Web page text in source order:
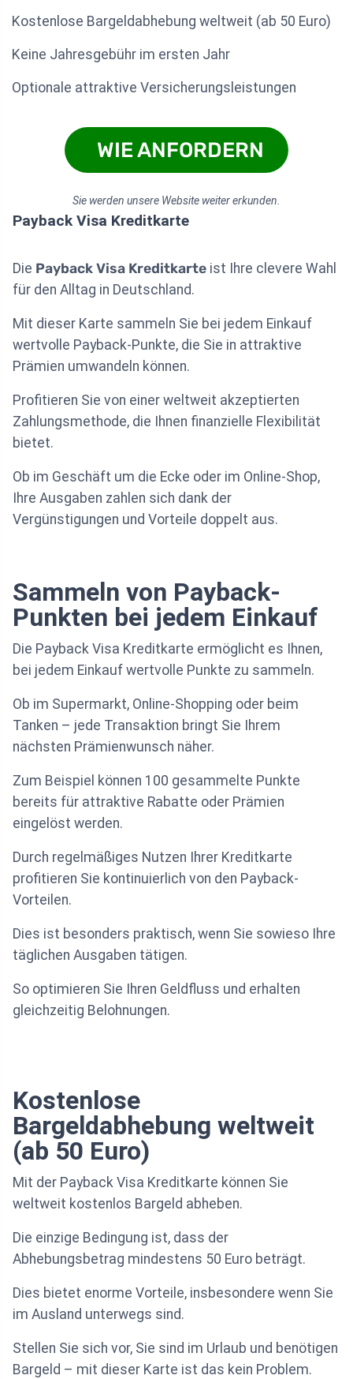
Kostenlose Bargeldabhebung weltweit (ab 50 Euro)
Keine Jahresgebühr im ersten Jahr
Optionale attraktive Versicherungsleistungen
WIE ANFORDERN
Sie werden unsere Website weiter erkunden.
Payback Visa Kreditkarte
Die Payback Visa Kreditkarte ist Ihre clevere Wahl
für den Alltag in Deutschland.
Mit dieser Karte sammeln Sie bei jedem Einkauf
wertvolle Payback-Punkte, die Sie in attraktive
Prämien umwandeln können.
Profitieren Sie von einer weltweit akzeptierten
Zahlungsmethode, die Ihnen finanzielle Flexibilität
bietet.
Ob im Geschäft um die Ecke oder im Online-Shop,
Ihre Ausgaben zahlen sich dank der
Vergünstigungen und Vorteile doppelt aus.
Sammeln von Payback-
Punkten bei jedem Einkauf
Die Payback Visa Kreditkarte ermöglicht es Ihnen,
bei jedem Einkauf wertvolle Punkte zu sammeln.
Ob im Supermarkt, Online-Shopping oder beim
Tanken – jede Transaktion bringt Sie Ihrem
nächsten Prämienwunsch näher.
Zum Beispiel können 100 gesammelte Punkte
bereits für attraktive Rabatte oder Prämien
eingelöst werden.
Durch regelmäßiges Nutzen Ihrer Kreditkarte
profitieren Sie kontinuierlich von den Payback-
Vorteilen.
Dies ist besonders praktisch, wenn Sie sowieso Ihre
täglichen Ausgaben tätigen.
So optimieren Sie Ihren Geldfluss und erhalten
gleichzeitig Belohnungen.
Kostenlose
Bargeldabhebung weltweit
(ab 50 Euro)
Mit der Payback Visa Kreditkarte können Sie
weltweit kostenlos Bargeld abheben.
Die einzige Bedingung ist, dass der
Abhebungsbetrag mindestens 50 Euro beträgt.
Dies bietet enorme Vorteile, insbesondere wenn Sie
im Ausland unterwegs sind.
Stellen Sie sich vor, Sie sind im Urlaub und benötigen
Bargeld – mit dieser Karte ist das kein Problem.